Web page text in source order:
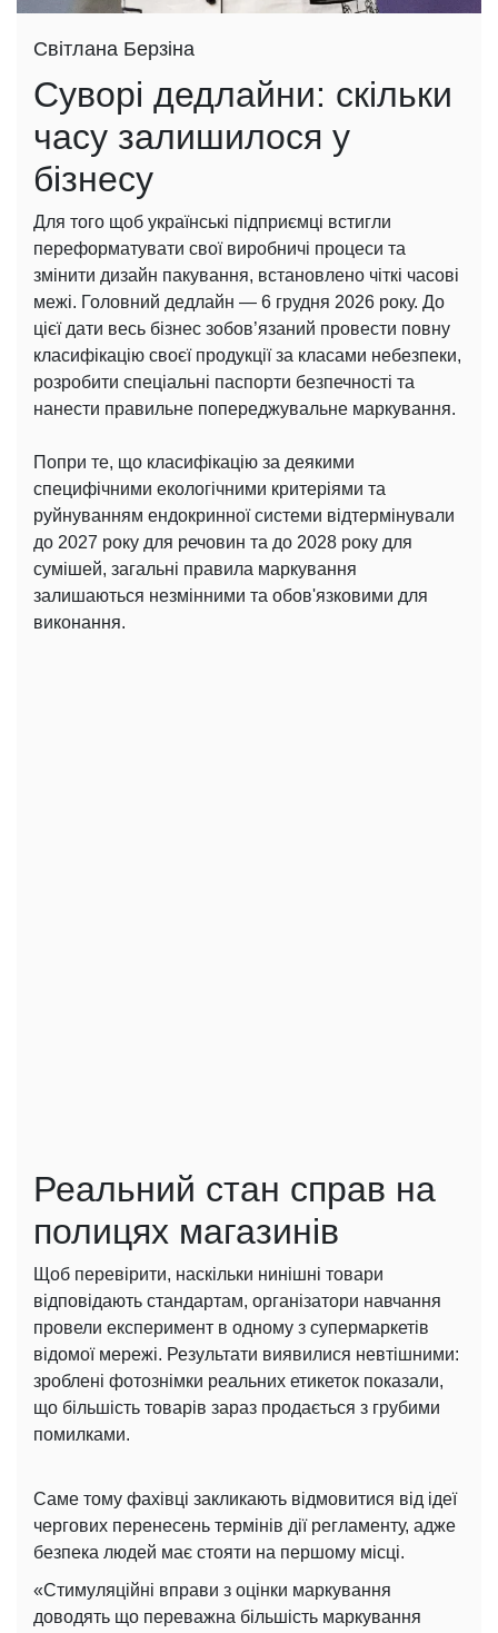
Світлана Берзіна
Суворі дедлайни: скільки
часу залишилося у
бізнесу
Для того щоб українські підприємці встигли
переформатувати свої виробничі процеси та
змінити дизайн пакування, встановлено чіткі часові
межі. Головний дедлайн — 6 грудня 2026 року. До
цієї дати весь бізнес зобов’язаний провести повну
класифікацію своєї продукції за класами небезпеки,
розробити спеціальні паспорти безпечності та
нанести правильне попереджувальне маркування.
Попри те, що класифікацію за деякими
специфічними екологічними критеріями та
руйнуванням ендокринної системи відтермінували
до 2027 року для речовин та до 2028 року для
сумішей, загальні правила маркування
залишаються незмінними та обов'язковими для
виконання.
Реальний стан справ на
полицях магазинів
Щоб перевірити, наскільки нинішні товари
відповідають стандартам, організатори навчання
провели експеримент в одному з супермаркетів
відомої мережі. Результати виявилися невтішними:
зроблені фотознімки реальних етикеток показали,
що більшість товарів зараз продається з грубими
помилками.
Саме тому фахівці закликають відмовитися від ідеї
чергових перенесень термінів дії регламенту, адже
безпека людей має стояти на першому місці.
«Стимуляційні вправи з оцінки маркування
доводять що переважна більшість маркування